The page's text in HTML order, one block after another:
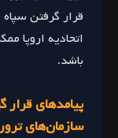
قرار گرفتن
اتحادیه اروپا
باشد.
پیامدهای
سازمان‌های